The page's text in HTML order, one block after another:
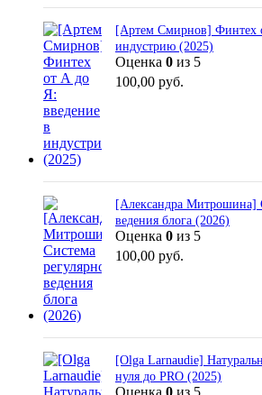
[Артем Смирнов] Финтех
индустрию (2025)
Оценка 0 из 5
100,00 руб.
[Александра Митрошина]
ведения блога (2026)
Оценка 0 из 5
100,00 руб.
[Olga Larnaudie]
нуля до PRO (2025)
Оценка 0 из 5